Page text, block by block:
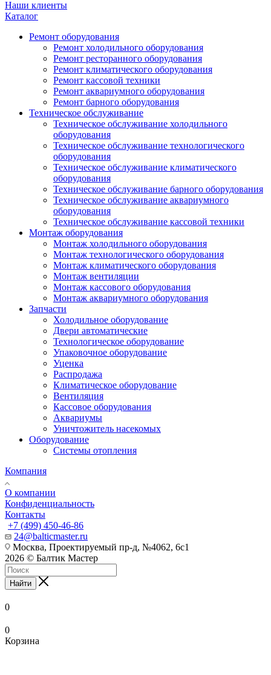
Наши клиенты
Каталог
Ремонт оборудования
Ремонт холодильного оборудования
Ремонт ресторанного оборудования
Ремонт климатического оборудования
Ремонт кассовой техники
Ремонт аквариумного оборудования
Ремонт барного оборудования
Техническое обслуживание
Техническое обслуживание холодильного
оборудования
Техническое обслуживание технологического
оборудования
Техническое обслуживание климатического
оборудования
Техническое обслуживание барного оборудования
Техническое обслуживание аквариумного
оборудования
Техническое обслуживание кассовой техники
Монтаж оборудования
Монтаж холодильного оборудования
Монтаж технологического оборудования
Монтаж климатического оборудования
Монтаж вентиляции
Монтаж кассового оборудования
Монтаж аквариумного оборудования
Запчасти
Холодильное оборудование
Двери автоматические
Технологическое оборудование
Упаковочное оборудование
Уценка
Распродажа
Климатическое оборудование
Вентиляция
Кассовое оборудования
Аквариумы
Уничтожитель насекомых
Оборудование
Системы отопления
Компания
О компании
Конфиденциальность
Контакты
+7 (499) 450-46-86
24@balticmaster.ru
Москва, Проектируемый пр-д, №4062, 6с1
2026 © Балтик Мастер
Найти
0
0
Корзина